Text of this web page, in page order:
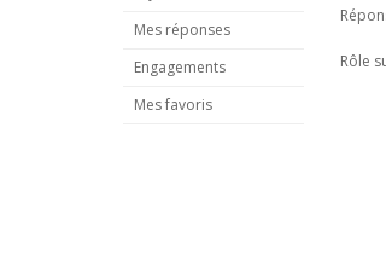
Mes réponses
Engagements
Mes favoris
Rôle